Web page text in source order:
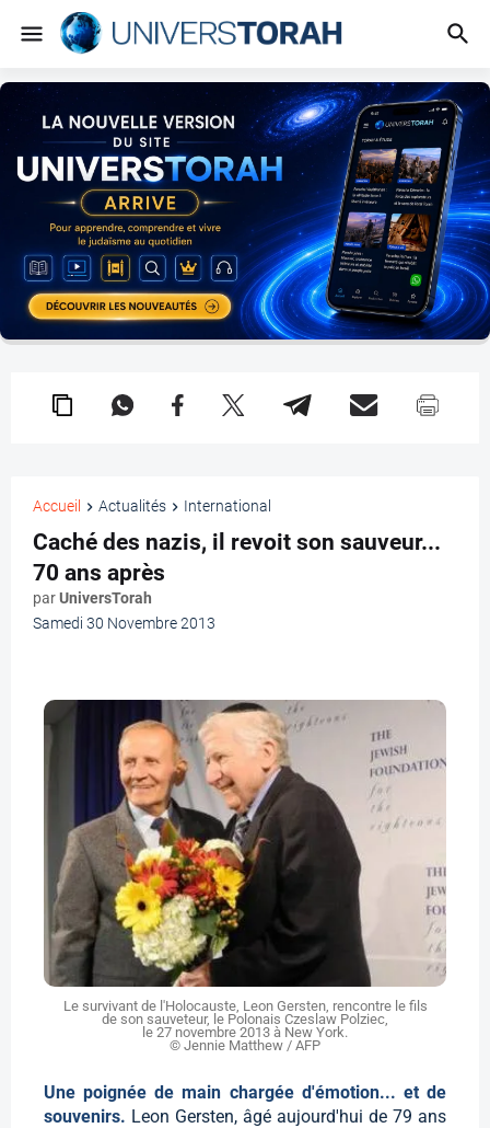
Accueil Actualités International
Caché des nazis, il revoit son sauveur...
70 ans après
parUniversTorah
Samedi 30 Novembre 2013
Le survivant de l'Holocauste, Leon Gersten, rencontre le fils
de son sauveteur, le Polonais Czeslaw Polziec,
le 27 novembre 2013 à New York.
© Jennie Matthew / AFP
Une poignée de main chargée d'émotion... et de
souvenirs. Leon Gersten, âgé aujourd'hui de 79 ans